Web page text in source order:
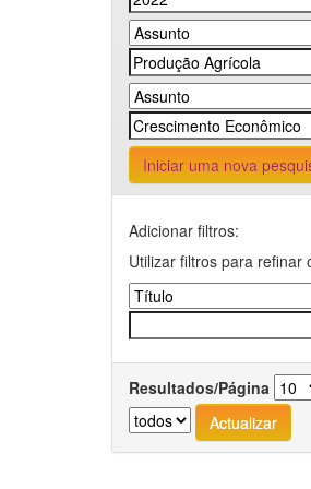
Iniciar uma nova
Adicionar filtros:
Utilizar filtros para refinar
Resultados/Página